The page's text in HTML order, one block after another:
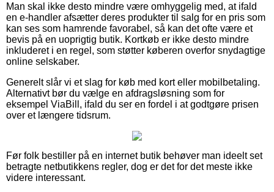
Man skal ikke desto mindre være omhyggelig med, at ifald
en e-handler afsætter deres produkter til salg for en pris som
kan ses som hamrende favorabel, så kan det ofte være et
bevis på en uoprigtig butik. Kortkøb er ikke desto mindre
inkluderet i en regel, som støtter køberen overfor snydagtige
online selskaber.
Generelt slår vi et slag for køb med kort eller mobilbetaling.
Alternativt bør du vælge en afdragsløsning som for
eksempel ViaBill, ifald du ser en fordel i at godtgøre prisen
over et længere tidsrum.
Før folk bestiller på en internet butik behøver man ideelt set
betragte netbutikkens regler, dog er det for det meste ikke
videre interessant.